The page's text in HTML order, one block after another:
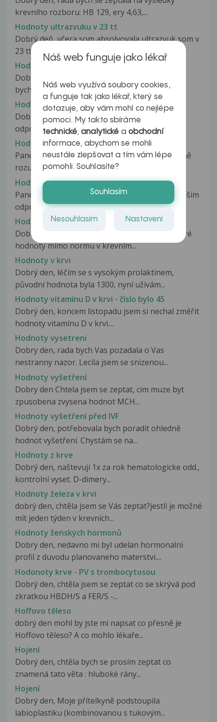
krevního rozboru: HB 129, ery 4,63,...
Hodnoty ultrazvuku v 23 tt
Dobrý deň, včera som absolvovala ultrazvuk som v
23 tt (22+4), chcela by som...
Hodnoty ultrazvuků, přesnost
Dobrý den, pane doktore / paní doktorko, byla
bych vděčná, kdybyste mi zodpověděli...
Hodnoty ultrazvuků, přesnost
Dobrý den, pane doktore, velmi děkuji za Vaši
odpověď. Znamená to tedy, že...
Hodnoty ultrazvuků, přesnost
Pane doktore, poslední otázka, jen jestli správně
rozumím Vaší odpovědi. Znamená...
Hodnoty ultrazvuků, přesnost
Pane doktore, omlouvám se, jen nerozumím Vašim
odpovědím. Nějak mi z nich není...
Hodnoty v krevním obraze u dítěte
Dobrý den, dvouleté dceři byli naměřeny některé
hodnoty mimo normu v krevním...
Hodnoty v krvi
Dobrý den, léčím se s vysokým prolaktinem,
původní hodnota byla 1300, nyní užívám...
Hodnoty vitamínu D v krvi - číslo bylo 45
Dobrý den, koncem listopadu jsem si nechal změřit
hodnoty vitamínu D v krvi....
Hodnoty vysetreni
Dobry den, rada bych Vas pozadala o Vas
nestranny nazor. Lecila jsem se snizenou...
Hodnoty vyšetření
Dobry den Chtela jsem se zeptat, cim muze byt
zpusobena zvysena hodnot MCH...
Hodnoty vyšetření před IVF
Dobrý den, potřebovala bych poradit ohledně
hodnot vyšetření. Chystám se na...
Hodnoty z krve
Dobrý den, naštevuji 1x za rok hematologicke odd.,
kontrolní vyset. D-dimery...
Hodnoty železa v krvi
dobrý den, chtěla jsem se Vás zeptat?jestli je možné
mít jeden týden v krevních...
Hodnoty ženských hormonů
Dobry den, nedavno mi byl udelan hormonalni
profil z duvodu planovaneho materstvi....
Hodonoty krve - PV s trombocytosou
Dobrý den, chtěla jsem se zeptat co se skrývá pod
zkratkou HBDH/S a FER/S -...
Hoffovo těleso
dobrý den mohl by jste mi napsat co přesně je
Hoffovo těleso? A co mohlo lékaře...
Hojení
Dobrý den, chtěla bych se prosím zeptat co
znamená tato věta : hluboké rány...
Hojení
Dobrý den, Moje přítelkyně podstoupila
labioplastiku (kombinovanou s tukovým...
Náš web funguje jako lékař
Náš web využívá soubory cookies,
a funguje tak jako lékař, který se
dotazuje, aby vám mohl co nejlépe
pomoci. My takto sbíráme
technické,analytické a obchodní
informace, abychom se mohli
neustále zlepšovat a tím vám lépe
pomohli. Souhlasíte?
Souhlasím
Nesouhlasím Nastavení